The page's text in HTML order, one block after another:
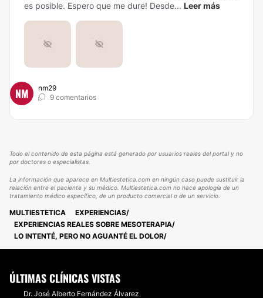
es posible. Espero que me dure! Desde... Leer más
NM
nm29
9 comentarios
Todo el contenido de esta página está generado por usuarios reales del portal y no
por doctores o especialistas.
La información que aparece en Multiestetica.com en ningún caso puede sustituir la
relación entre el paciente y su médico. Multiestetica.com no hace apología de un
tratamiento médico específico, de un producto comercial o de un servicio.
MULTIESTETICA
EXPERIENCIAS
EXPERIENCIAS REALES SOBRE MESOTERAPIA
LO INTENTÉ, PERO NO AGUANTÉ EL DOLOR
ÚLTIMAS CLÍNICAS VISTAS
Dr. José Alberto Fernández Álvarez